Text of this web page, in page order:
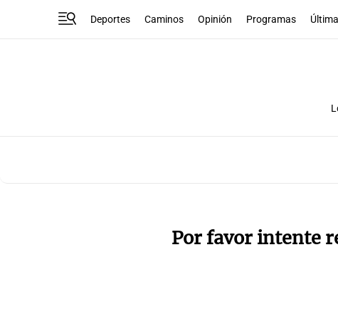
Deportes Caminos Opinión Programas
Por favor intente